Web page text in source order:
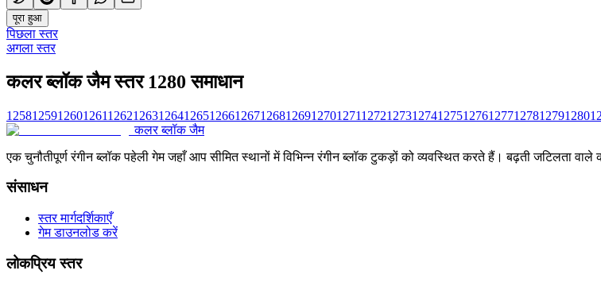
पूरा हुआ
पिछला स्तर
अगला स्तर
कलर ब्लॉक जैम स्तर 1280 समाधान
12581259126012611262126312641265126612671268126912701271127212731274127512761277127812791280
कलर ब्लॉक जैम
एक चुनौतीपूर्ण रंगीन ब्लॉक पहेली गेम जहाँ आप सीमित स्थानों में विभिन्न रंगीन ब्लॉक टुकड़ों को व्यवस्थित करते हैं। बढ़ती जटिलता
संसाधन
स्तर मार्गदर्शिकाएँ
गेम डाउनलोड करें
लोकप्रिय स्तर